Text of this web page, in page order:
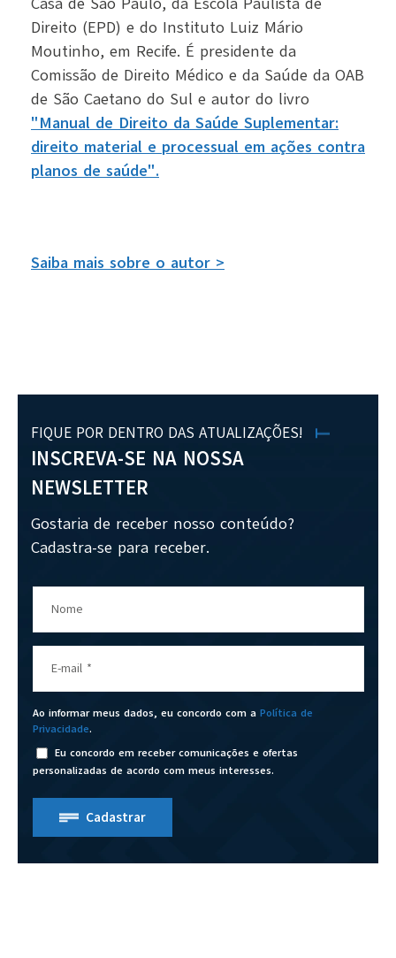
Direito (EPD) e do Instituto Luiz Mário
Moutinho, em Recife. É presidente da
Comissão de Direito Médico e da Saúde da OAB
de São Caetano do Sul e autor do livro
"Manual de Direito da Saúde Suplementar:
direito material e processual em ações contra
planos de saúde".
Saiba mais sobre o autor >
FIQUE POR DENTRO DAS ATUALIZAÇÕES!
INSCREVA-SE NA NOSSA
NEWSLETTER
Gostaria de receber nosso conteúdo?
Cadastra-se para receber.
Nome
E-mail *
Ao informar meus dados, eu concordo com a Política de
Privacidade.
Eu concordo em receber comunicações e ofertas
personalizadas de acordo com meus interesses.
Cadastrar